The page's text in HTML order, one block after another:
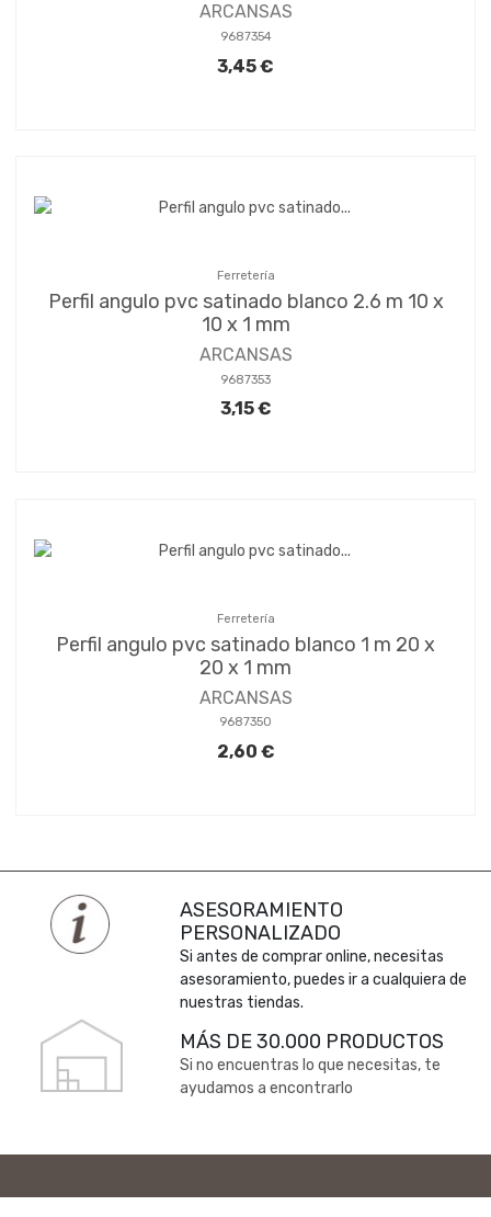
ARCANSAS
9687354
3,45 €
Ferretería
Perfil angulo pvc satinado blanco 2.6 m 10 x
10 x 1 mm
ARCANSAS
9687353
3,15 €
Ferretería
Perfil angulo pvc satinado blanco 1 m 20 x
20 x 1 mm
ARCANSAS
9687350
2,60 €
ASESORAMIENTO
PERSONALIZADO
Si antes de comprar online, necesitas
asesoramiento, puedes ir a cualquiera de
nuestras tiendas.
MÁS DE 30.000 PRODUCTOS
Si no encuentras lo que necesitas, te
ayudamos a encontrarlo